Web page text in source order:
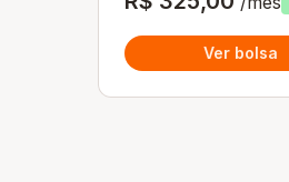
Ver bolsa